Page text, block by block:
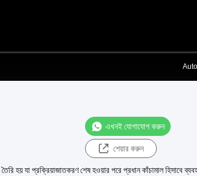
Auto
এখনই যোগাযোগ করুন
শেয়ার করুন
হয় যা প্রক্রিয়াজাতকরণ শেষ হওয়ার পরে প্রধান কাঁচামাল হিসাবে